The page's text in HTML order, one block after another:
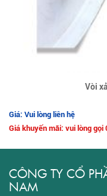
Vòi
Giá: Vui lòng liên hệ
Giá khuyến mãi: vui lòng gọi
CÔNG TY CỔ
NAM